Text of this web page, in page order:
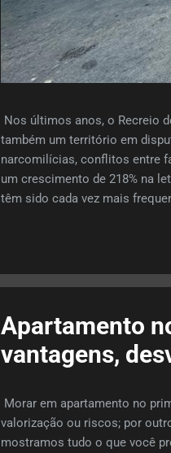
Nos últimos anos, o Recreio
também um território em
narcomilícias, conflitos entre
um crescimento de 218% na
têm sido cada vez mais
percepção de quem pensa
acontece porque o bairro
Apartamento
vantagens,
Morar em apartamento no
valorização ou riscos; por
mostramos tudo o que você